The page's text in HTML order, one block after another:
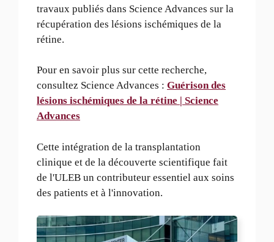
travaux publiés dans Science Advances sur la
récupération des lésions ischémiques de la
rétine.
Pour en savoir plus sur cette recherche,
consultez Science Advances : Guérison des
lésions ischémiques de la rétine | Science
Advances
Cette intégration de la transplantation
clinique et de la découverte scientifique fait
de l'ULEB un contributeur essentiel aux soins
des patients et à l'innovation.